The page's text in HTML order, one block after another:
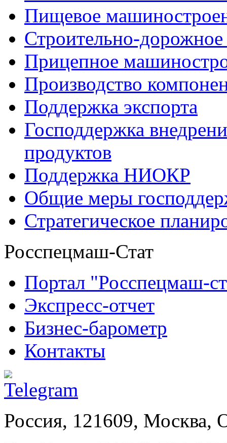
Пищевое
Строительно-
Прицепное
Производство
Поддержка экспорта
Господдержка
продуктов
Поддержка НИОКР
Общие меры
Стратегическое
Росспецмаш-Стат
Портал "Росспецмаш-
Экспресс-отчет
Бизнес-барометр
Контакты
Россия, 121609, Москва,